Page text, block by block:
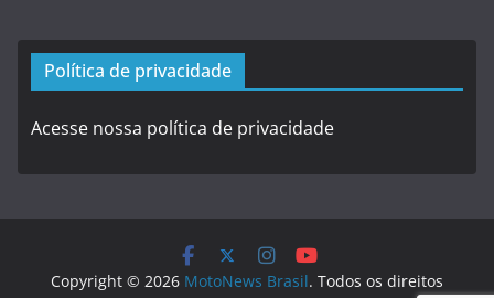
Política de privacidade
Acesse nossa política de privacidade
Copyright © 2026 MotoNews Brasil. Todos os direitos